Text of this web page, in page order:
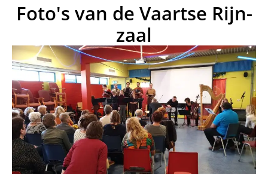
Foto's van de Vaartse Rijn-
zaal